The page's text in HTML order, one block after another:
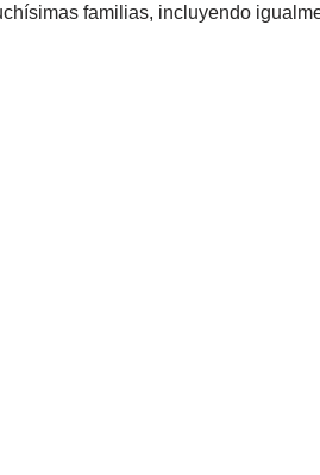
familias, incluyendo